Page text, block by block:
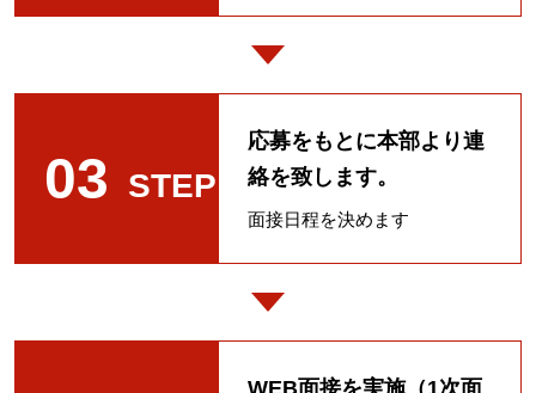
03 STEP
応募をもとに本部より連
絡を致します。
面接日程を決めます
WEB面接を実施（1次面